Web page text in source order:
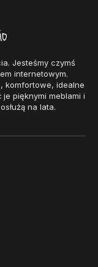
Jesteśmy czymś
internetowym.
komfortowe, idealne
pięknymi meblami i
na lata.